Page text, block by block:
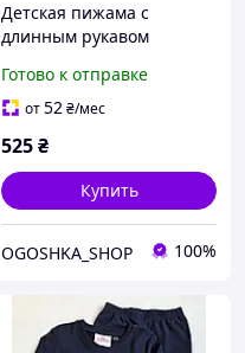
Детская пижама с
длинным рукавом
мальчиков
Готово к отправке
от52₴/мес
525₴
Купить
OGOSHKA_SHOP 100%